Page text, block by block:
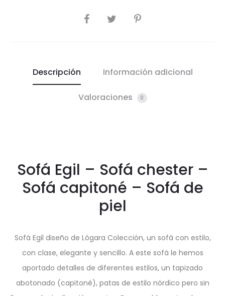
COMPARTIR
Descripción Información adicional
Valoraciones 0
Sofá Egil – Sofá chester –
Sofá capitoné – Sofá de
piel
Sofá Egil diseño de Lógara Colección, un sofá con estilo,
con clase, elegante y sencillo. A este sofá le hemos
aportado detalles de diferentes estilos, un tapizado
abotonado (capitoné), patas de estilo nórdico pero sin